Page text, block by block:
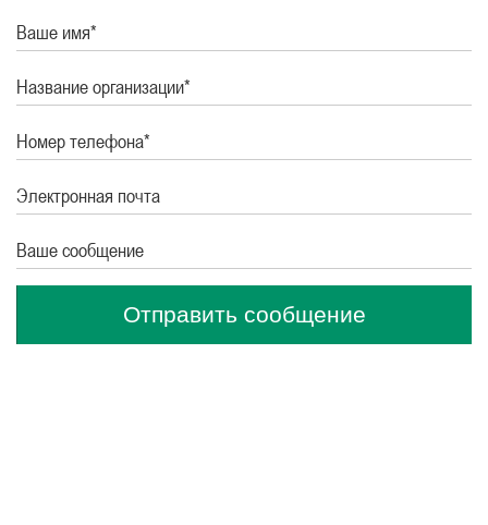
Ваше имя*
Название организации*
Номер телефона*
Электронная почта
Ваше сообщение
Отправить сообщение